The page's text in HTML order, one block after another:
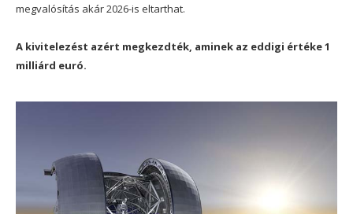
megvalósítás akár 2026-is eltarthat.
A kivitelezést azért megkezdték, aminek az eddigi értéke 1
milliárd euró.